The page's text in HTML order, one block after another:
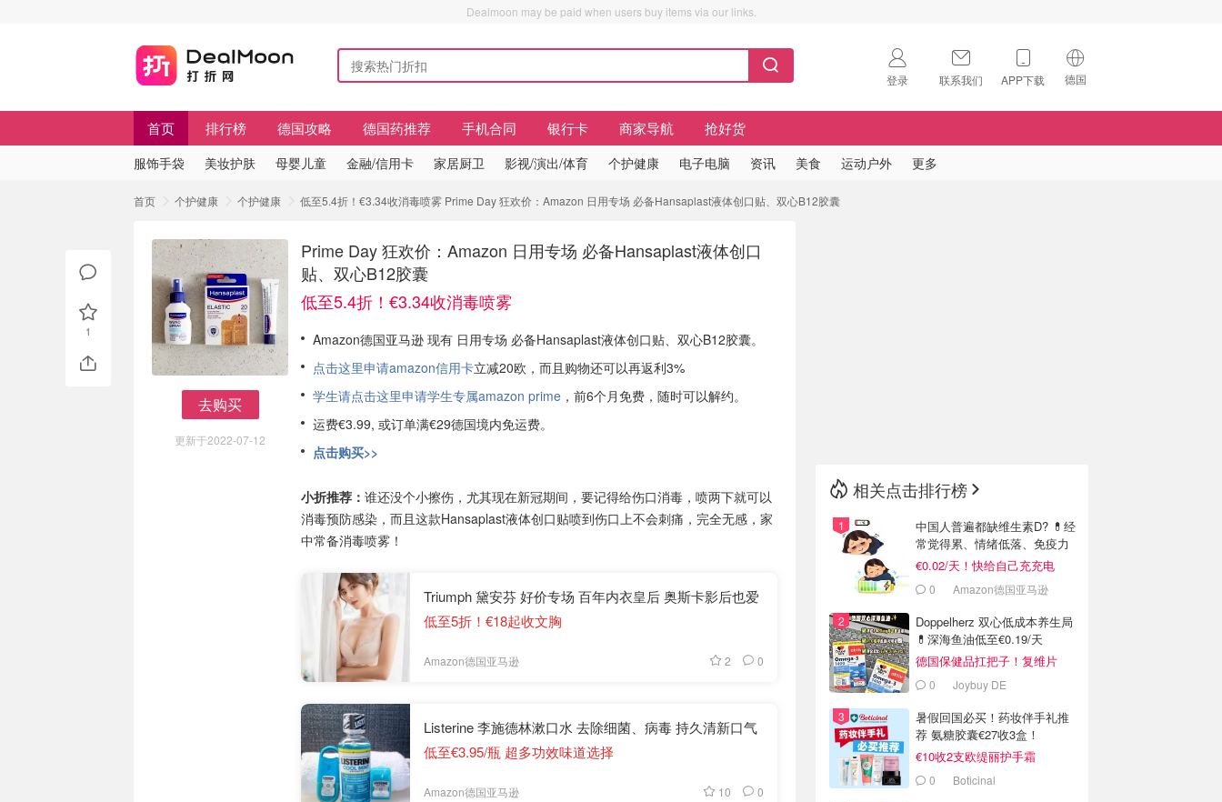
Dealmoon may be paid when users buy items via our links.
登录 联系我们 APP下载 德国
🇺🇸
首页 排行榜 德国攻略 德国药推荐 手机合同 银行卡 商家导航 抢好货
服饰手袋 美妆护肤 母婴儿童 金融/信用卡 家居厨卫 影视/演出/体育 个护健康 电子电脑 资讯 美食 运动户外 更多
首页 个护健康 个护健康 低至5.4折！€3.34收消毒喷雾 Prime Day 狂欢价：Amazon 日用专场 必备Hansaplast液体创口贴、双心B12胶囊
去购买
更新于2022-07-12
Prime Day 狂欢价：Amazon 日用专场 必备Hansaplast液体创口
贴、双心B12胶囊
低至5.4折！€3.34收消毒喷雾
Amazon德国亚马逊 现有 日用专场 必备Hansaplast液体创口贴、双心B12胶囊。
点击这里申请amazon信用卡立减20欧，而且购物还可以再返利3%
学生请点击这里申请学生专属amazon prime ，前6个月免费，随时可以解约。
运费€3.99, 或订单满€29德国境内免运费。
点击购买>>
小折推荐： 谁还没个小擦伤，尤其现在新冠期间，要记得给伤口消毒，喷两下就可以
消毒预防感染，而且这款Hansaplast液体创口贴喷到伤口上不会刺痛，完全无感，家
中常备消毒喷雾！
Triumph 黛安芬 好价专场 百年内衣皇后 奥斯卡影后也爱
低至5折！€18起收文胸
Amazon德国亚马逊 2 0
Listerine 李施德林漱口水 去除细菌、病毒 持久清新口气
低至€3.95/瓶 超多功效味道选择
Amazon德国亚马逊 10 0
1
相关点击排行榜
中国人普遍都缺维生素D? 💊经
常觉得累、情绪低落、免疫力
低
€0.02/天！快给自己充充电
0 Amazon德国亚马逊
Doppelherz 双心低成本养生局
💊深海鱼油低至€0.19/天
德国保健品扛把子！复维片
€4.4收
0 Joybuy DE
暑假回国必买！药妆伴手礼推
荐 氨糖胶囊€27收3盒！
€10收2支欧缇丽护手霜
0 Boticinal